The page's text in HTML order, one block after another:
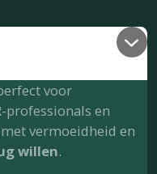
voor
professionals en
vermoeidheid en
willen.